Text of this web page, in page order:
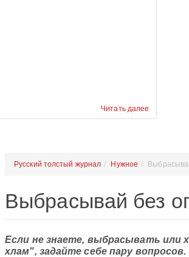
Читать далее
Русский толстый журнал Нужное
Выбрасывай без
Если не знаете, выбрасывать или
хлам", задайте себе пару вопросов.